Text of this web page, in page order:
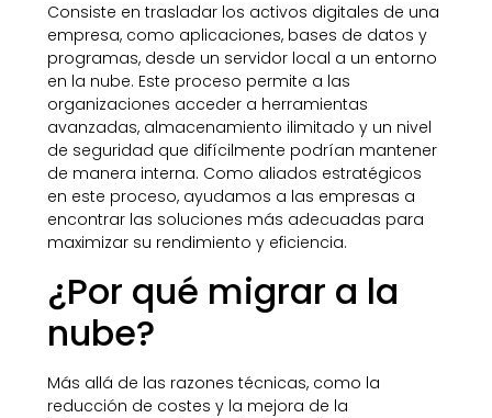
Consiste en trasladar los activos digitales de una
empresa, como aplicaciones, bases de datos y
programas, desde un servidor local a un entorno
en la nube. Este proceso permite a las
organizaciones acceder a herramientas
avanzadas, almacenamiento ilimitado y un nivel
de seguridad que difícilmente podrían mantener
de manera interna. Como aliados estratégicos
en este proceso, ayudamos a las empresas a
encontrar las soluciones más adecuadas para
maximizar su rendimiento y eficiencia.
¿Por qué migrar a la
nube?
Más allá de las razones técnicas, como la
reducción de costes y la mejora de la